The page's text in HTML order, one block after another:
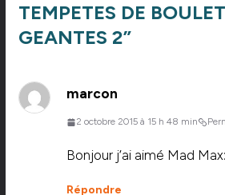
TEMPETES DE
GEANTES 2”
marcon
2 octobre 2015 à 15 h 48 min
Bonjour j’ai aimé Mad
Répondre